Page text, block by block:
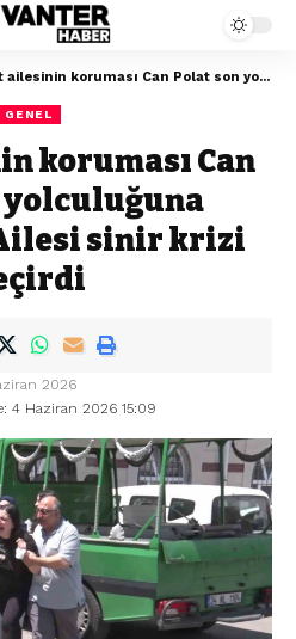
koruması Can Polat son yolculuğuna uğurlandı: Ailesi sinir krizi geçirdi
GENEL
koruması Can
yolculuğuna
sinir krizi
4 Haziran 2026 15:09
2026